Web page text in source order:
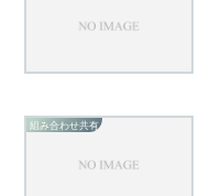
組み合わせ共有